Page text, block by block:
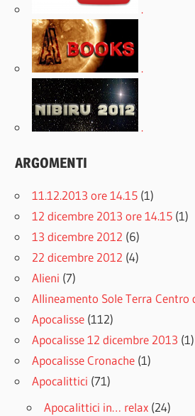
.
.
.
ARGOMENTI
11.12.2013 ore 14.15 (1)
12 dicembre 2013 ore 14.15 (1)
13 dicembre 2012 (6)
22 dicembre 2012 (4)
Alieni (7)
Allineamento Sole Terra Centro
Apocalisse (112)
Apocalisse 12 dicembre 2013 (1)
Apocalisse Cronache (1)
Apocalittici (71)
Apocalittici in… relax (24)